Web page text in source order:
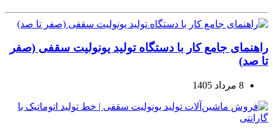
راهنمای جامع کار با دستگاه تولید یونولیت سقفی (صفر
تا صد)
8 مرداد 1405